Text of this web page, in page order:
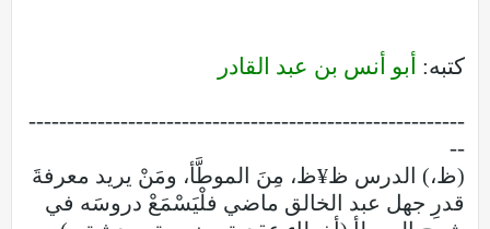
كتبه: أبو أنس بن عبد القادر
---------------------------------------------------------
--
(ظ،) الدرس ظ¥ظ، مِنَ الموطَّأ، ومَنْ يريد معرفةَ
قدرِ جهل عبد الخالق ماضي فلْيَسْمَعْ دروسَه في